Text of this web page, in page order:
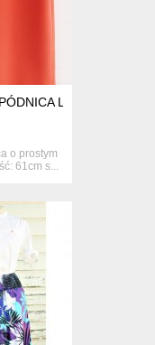
WIĄZANA
L GERRY
o prostym
61cm s...